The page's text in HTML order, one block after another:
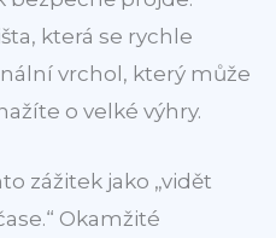
která se rychle
vrchol, který může
o velké výhry.
zážitek jako „vidět
Okamžité